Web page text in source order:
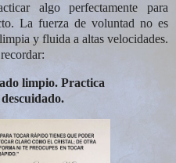
algo perfectamente para
La fuerza de voluntad no es
y fluida a altas velocidades.
limpio. Practica